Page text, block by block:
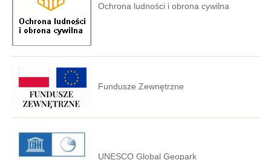
Ochrona ludności i obrona cywilna
Fundusze Zewnętrzne
UNESCO Global Geopark